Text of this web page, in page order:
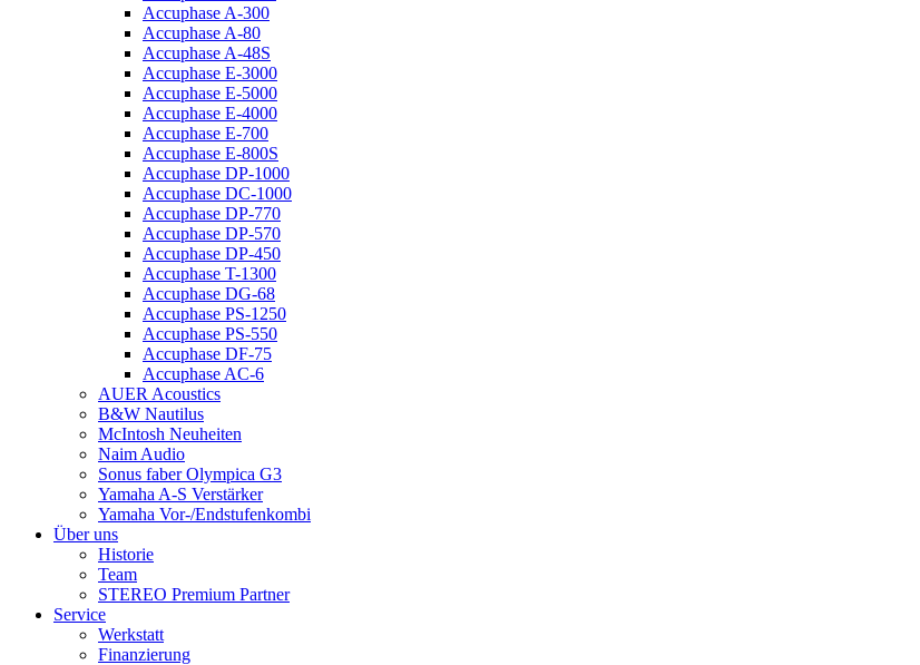
Accuphase A-300
Accuphase A-80
Accuphase A-48S
Accuphase E-3000
Accuphase E-5000
Accuphase E-4000
Accuphase E-700
Accuphase E-800S
Accuphase DP-1000
Accuphase DC-1000
Accuphase DP-770
Accuphase DP-570
Accuphase DP-450
Accuphase T-1300
Accuphase DG-68
Accuphase PS-1250
Accuphase PS-550
Accuphase DF-75
Accuphase AC-6
AUER Acoustics
B&W Nautilus
McIntosh Neuheiten
Naim Audio
Sonus faber Olympica G3
Yamaha A-S Verstärker
Yamaha Vor-/Endstufenkombi
Über uns
Historie
Team
STEREO Premium Partner
Service
Werkstatt
Finanzierung